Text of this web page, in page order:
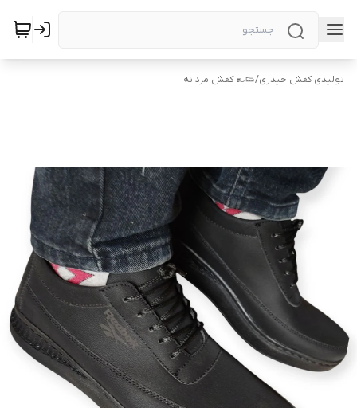
تولیدی کفش حیدری/👟👞 کفش مردانه